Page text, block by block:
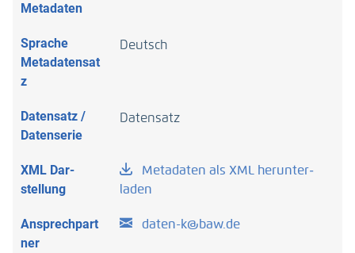
Metadaten
Sprache
Metadatensat
z
Deutsch
Datensatz /
Datenserie
Datensatz
XML Dar­
stellung
Metadaten als XML herunter­
laden
Ansprechpart
ner
daten-k@baw.de